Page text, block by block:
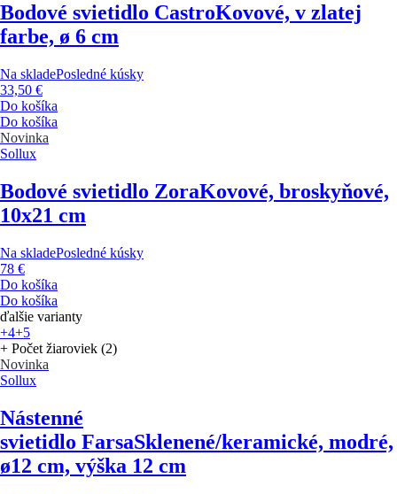
Bodové svietidlo CastroKovové, v zlatej
farbe, ø 6 cm
Na skladePosledné kúsky
33,50 €
Do košíka
Do košíka
Novinka
Sollux
Bodové svietidlo ZoraKovové, broskyňové,
10x21 cm
Na skladePosledné kúsky
78 €
Do košíka
Do košíka
ďalšie varianty
+4+5
+ Počet žiaroviek (2)
Novinka
Sollux
Nástenné
svietidlo FarsaSklenené/keramické, modré,
ø12 cm, výška 12 cm